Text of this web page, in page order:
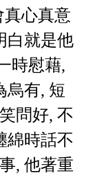
心真意
白就是他
時慰藉,
烏有, 短
問好, 不
綿時話不
, 他著重